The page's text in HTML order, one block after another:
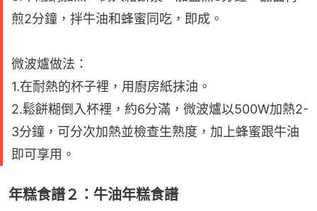
煎2分鐘，拌牛油和蜂蜜同吃，即成。
微波爐做法：
1.在耐熱的杯子裡，用廚房紙抹油。
2.鬆餅糊倒入杯裡，約6分滿，微波爐以500W加熱2-
3分鐘，可分次加熱並檢查生熟度，加上蜂蜜跟牛油
即可享用。
年糕食譜２：牛油年糕食譜